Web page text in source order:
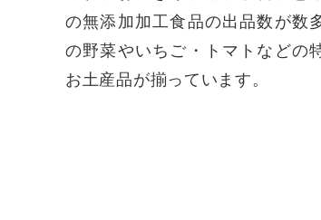
の無添加加工食品の出品数が数
の野菜やいちご・トマトなどの
お土産品が揃っています。